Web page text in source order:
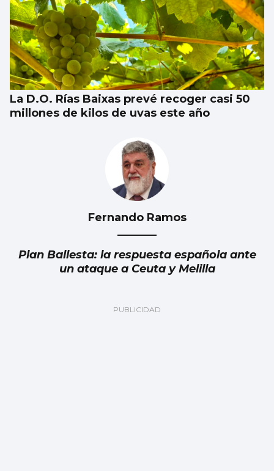
La D.O. Rías Baixas prevé recoger casi 50
millones de kilos de uvas este año
Fernando Ramos
Plan Ballesta: la respuesta española ante
un ataque a Ceuta y Melilla